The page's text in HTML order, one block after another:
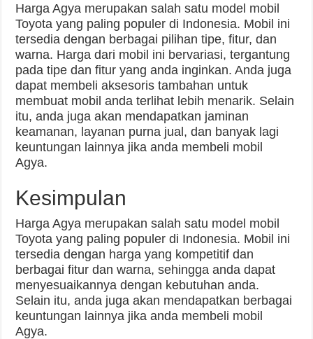
Harga Agya merupakan salah satu model mobil
Toyota yang paling populer di Indonesia. Mobil ini
tersedia dengan berbagai pilihan tipe, fitur, dan
warna. Harga dari mobil ini bervariasi, tergantung
pada tipe dan fitur yang anda inginkan. Anda juga
dapat membeli aksesoris tambahan untuk
membuat mobil anda terlihat lebih menarik. Selain
itu, anda juga akan mendapatkan jaminan
keamanan, layanan purna jual, dan banyak lagi
keuntungan lainnya jika anda membeli mobil
Agya.
Kesimpulan
Harga Agya merupakan salah satu model mobil
Toyota yang paling populer di Indonesia. Mobil ini
tersedia dengan harga yang kompetitif dan
berbagai fitur dan warna, sehingga anda dapat
menyesuaikannya dengan kebutuhan anda.
Selain itu, anda juga akan mendapatkan berbagai
keuntungan lainnya jika anda membeli mobil
Agya.